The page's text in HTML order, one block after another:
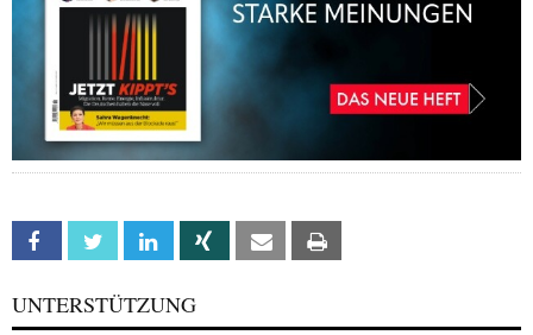
Facebook Twitter Linkedin Xing Email
UNTERSTÜTZUNG